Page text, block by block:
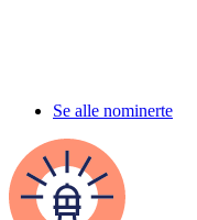
Se alle nominerte